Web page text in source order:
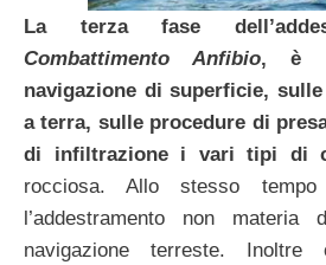
La terza fase
Combattimento Anfibio, è
navigazione di superficie,
a terra, sulle procedure di
di infiltrazione i vari tipi di
rocciosa. Allo stesso tempo
l’addestramento non materia
navigazione terreste.